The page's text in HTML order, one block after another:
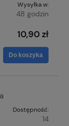
Wysyłka w:
48 godzin
10,90 zł
Do koszyka
Dostępność:
14